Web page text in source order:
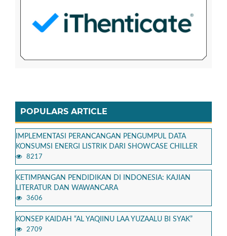
POPULARS ARTICLE
IMPLEMENTASI PERANCANGAN PENGUMPUL DATA
KONSUMSI ENERGI LISTRIK DARI SHOWCASE CHILLER
8217
KETIMPANGAN PENDIDIKAN DI INDONESIA: KAJIAN
LITERATUR DAN WAWANCARA
3606
KONSEP KAIDAH “AL YAQIINU LAA YUZAALU BI SYAK”
2709